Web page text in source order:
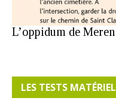
L’oppidum de Meren
LES TESTS MATÉRIEL